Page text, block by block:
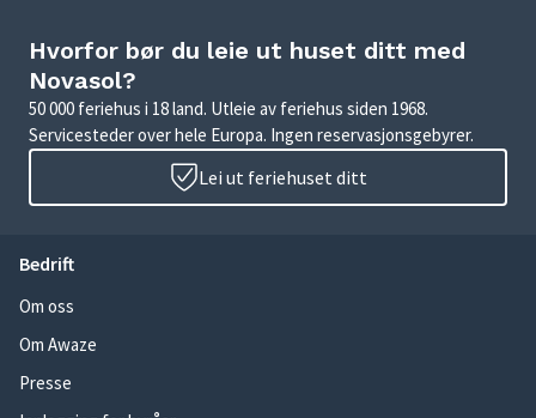
Hvorfor bør du leie ut huset ditt med
Novasol?
50 000 feriehus i 18 land. Utleie av feriehus siden 1968.
Servicesteder over hele Europa. Ingen reservasjonsgebyrer.
Lei ut feriehuset ditt
Bedrift
Om oss
Om Awaze
Presse